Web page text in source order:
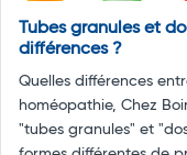
Tubes granules et
différences ?
Quelles différences
homéopathie, Chez
"tubes granules" et